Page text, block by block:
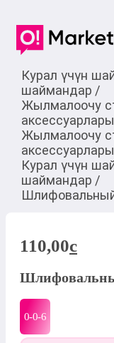
Курал үчүн
шаймандар /
Жылмалоочу
аксессуарлары
Жылмалоочу
аксессуарлары
Курал үчүн
шаймандар /
110,00c
0-0-6